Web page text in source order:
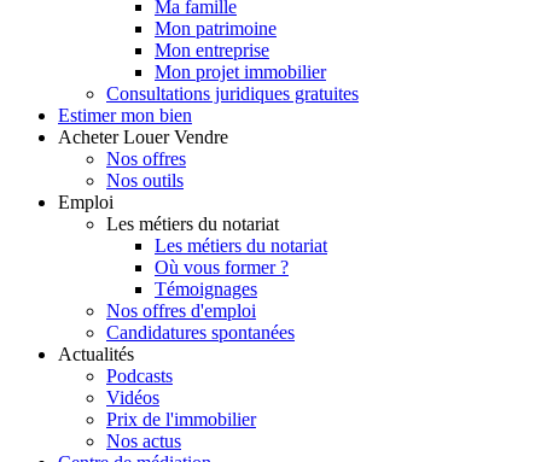
Ma famille
Mon patrimoine
Mon entreprise
Mon projet immobilier
Consultations juridiques gratuites
Estimer mon bien
Acheter Louer Vendre
Nos offres
Nos outils
Emploi
Les métiers du notariat
Les métiers du notariat
Où vous former ?
Témoignages
Nos offres d'emploi
Candidatures spontanées
Actualités
Podcasts
Vidéos
Prix de l'immobilier
Nos actus